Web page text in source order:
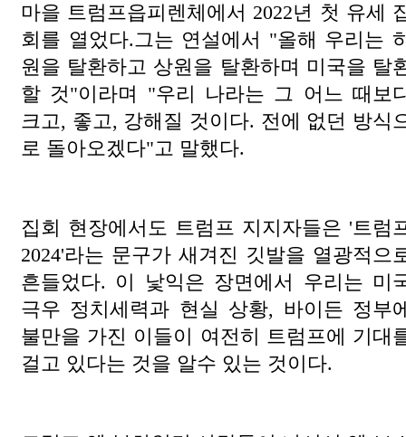
마을 트럼프읍피렌체에서 2022년 첫 유세
회를 열었다.그는 연설에서 "올해 우리는
원을 탈환하고 상원을 탈환하며 미국을 탈
할 것"이라며 "우리 나라는 그 어느 때보
크고, 좋고, 강해질 것이다. 전에 없던 방식
로 돌아오겠다"고 말했다.
집회 현장에서도 트럼프 지지자들은 '트럼
2024'라는 문구가 새겨진 깃발을 열광적으
흔들었다. 이 낯익은 장면에서 우리는 미
극우 정치세력과 현실 상황, 바이든 정부
불만을 가진 이들이 여전히 트럼프에 기대
걸고 있다는 것을 알수 있는 것이다.